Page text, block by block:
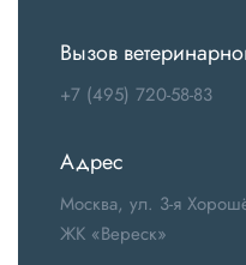
Вызов
+7 (495) 720-58-83
Адрес
Москва, ул. 3-я
ЖК «Вереск»